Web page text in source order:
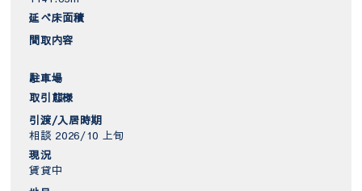
延べ床面積
間取内容
駐車場
取引態様
引渡/入居時期
相談 2026/10 上旬
現況
賃貸中